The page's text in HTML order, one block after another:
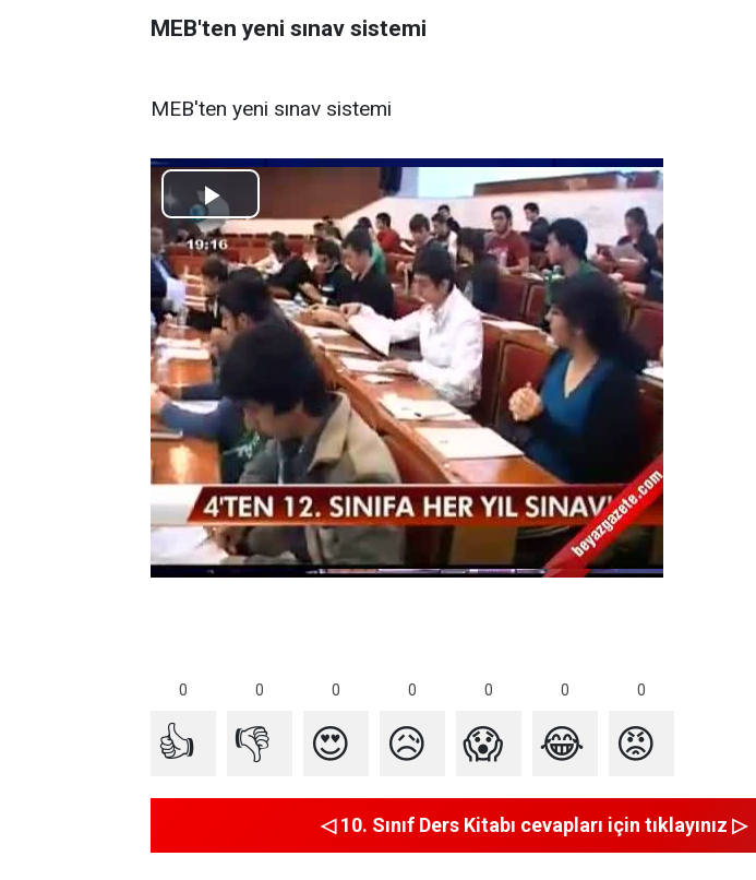
MEB'ten yeni sınav sistemi
MEB'ten yeni sınav sistemi
0 0 0 0 0 0 0
👍 👎 😍 😥 😱 😂 😡
◁ 10. Sınıf Ders Kitabı cevapları için tıklayınız ▷